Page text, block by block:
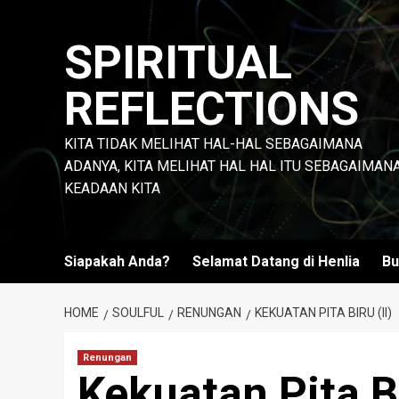
SPIRITUAL
REFLECTIONS
KITA TIDAK MELIHAT HAL-HAL SEBAGAIMANA
ADANYA, KITA MELIHAT HAL HAL ITU
KEADAAN KITA
Siapakah Anda? Selamat Datang di Henlia
HOME SOULFUL RENUNGAN KEKUATAN PITA BIRU (II)
Renungan